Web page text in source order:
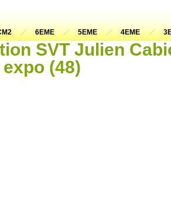
6EME 5EME 4EME
SVT Julien
(48)